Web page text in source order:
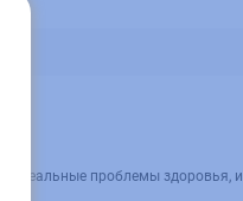
реальные проблемы здоровья, и